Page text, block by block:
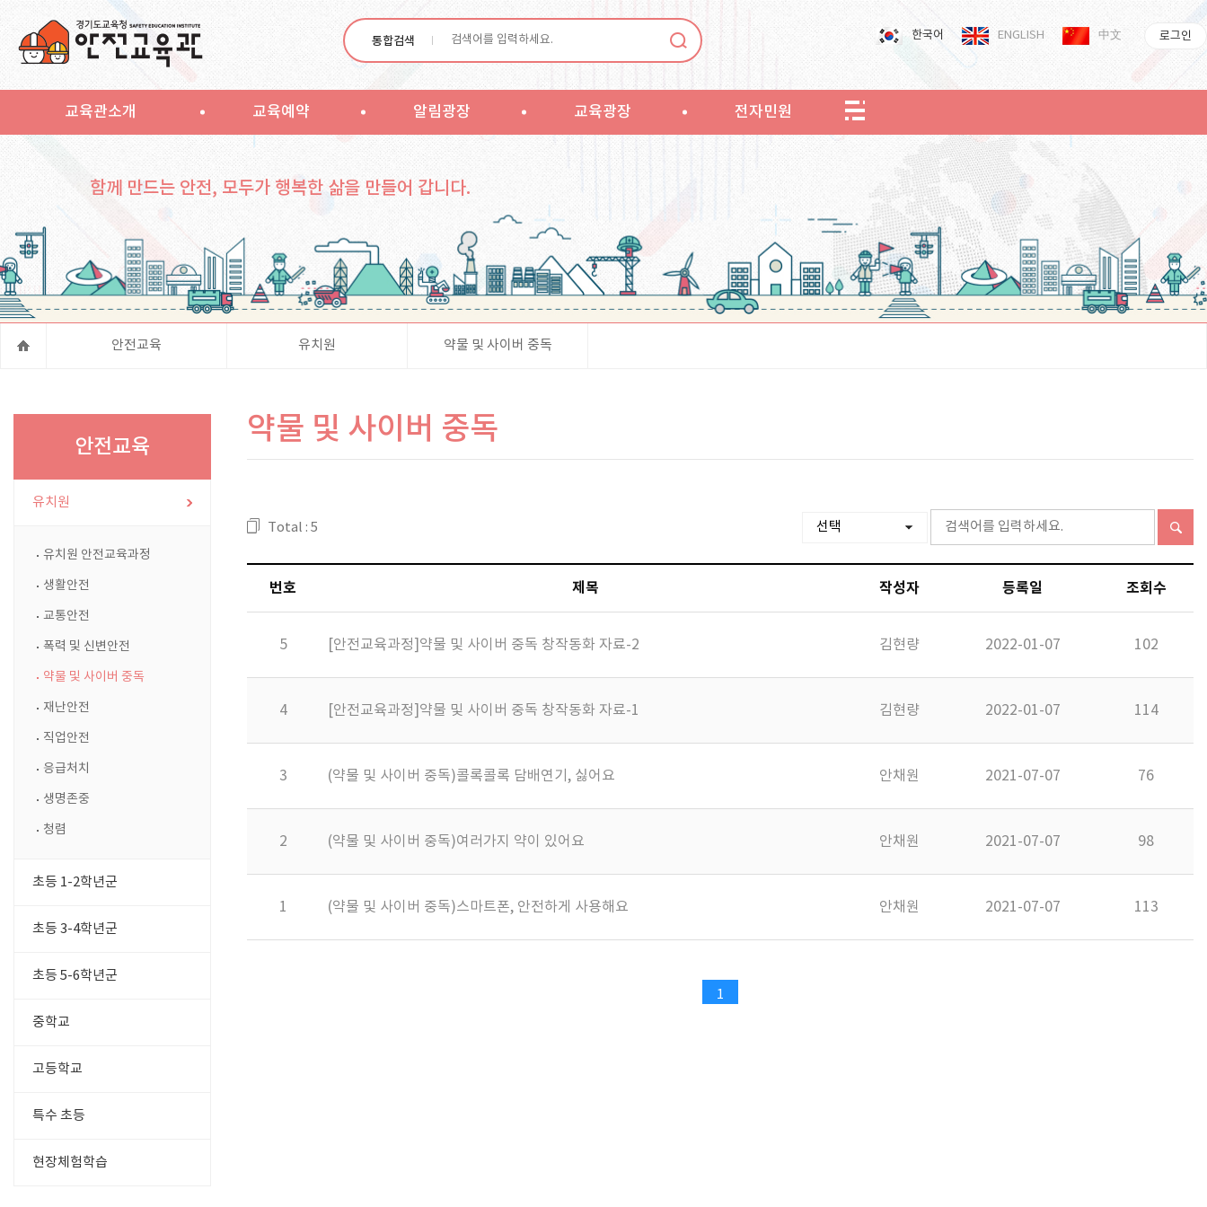
통합검색 한국어 ENGLISH 中文 로그인
교육관소개 교육예약 알림광장 교육광장 전자민원
함께 만드는 안전, 모두가 행복한 삶을 만들어 갑니다.
안전교육 유치원 약물 및 사이버 중독
안전교육
유치원
유치원 안전교육과정
생활안전
교통안전
폭력 및 신변안전
약물 및 사이버 중독
재난안전
직업안전
응급처치
생명존중
청렴
초등 1-2학년군
초등 3-4학년군
초등 5-6학년군
중학교
고등학교
특수 초등
현장체험학습
약물 및 사이버 중독
Total : 5
번호 제목 작성자 등록일 조회수
5 [안전교육과정]약물 및 사이버 중독 창작동화 자료-2 김현량 2022-01-07 102
4 [안전교육과정]약물 및 사이버 중독 창작동화 자료-1 김현량 2022-01-07 114
3 (약물 및 사이버 중독)콜록콜록 담배연기, 싫어요 안채원 2021-07-07 76
2 (약물 및 사이버 중독)여러가지 약이 있어요 안채원 2021-07-07 98
1 (약물 및 사이버 중독)스마트폰, 안전하게 사용해요 안채원 2021-07-07 113
1